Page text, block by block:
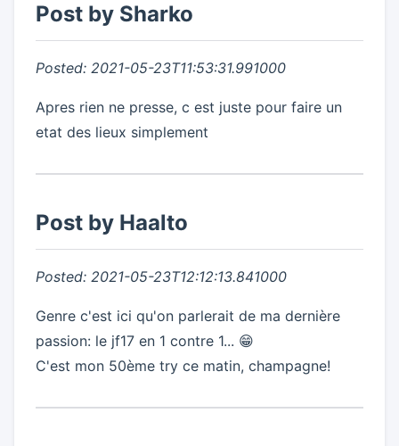
Post by Sharko
Posted: 2021-05-23T11:53:31.991000
Apres rien ne presse, c est juste pour faire un
etat des lieux simplement
Post by Haalto
Posted: 2021-05-23T12:12:13.841000
Genre c'est ici qu'on parlerait de ma dernière
passion: le jf17 en 1 contre 1... 😁
C'est mon 50ème try ce matin, champagne!